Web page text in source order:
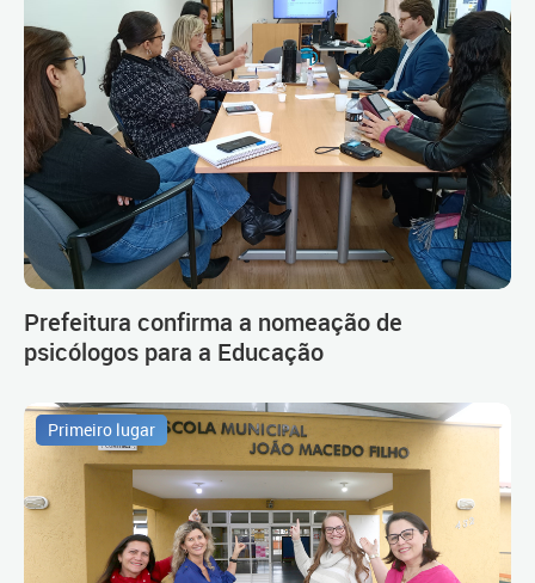
Prefeitura confirma a nomeação de
psicólogos para a Educação
Primeiro lugar